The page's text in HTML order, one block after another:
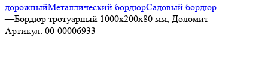
дорожныйМеталлический бордюрСадовый бордюр
—Бордюр тротуарный 1000х200х80 мм, Доломит
Артикул: 00-00006933